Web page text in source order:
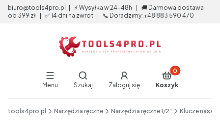
biuro@tools4pro.pl | ⚡ Wysyłka w 24-48h | 🚚 Darmowa dostawa
od 399 zł | ✅ 14 dni na zwrot | 📞 Doradzimy: +48 883 590 470
Menu
Otwórz wyszukiwarkę
Szukaj Zaloguj się
Produkty w
Koszyk
tools4pro.pl Narzędzia ręczne Narzędzia ręczne 1/2” Klucze